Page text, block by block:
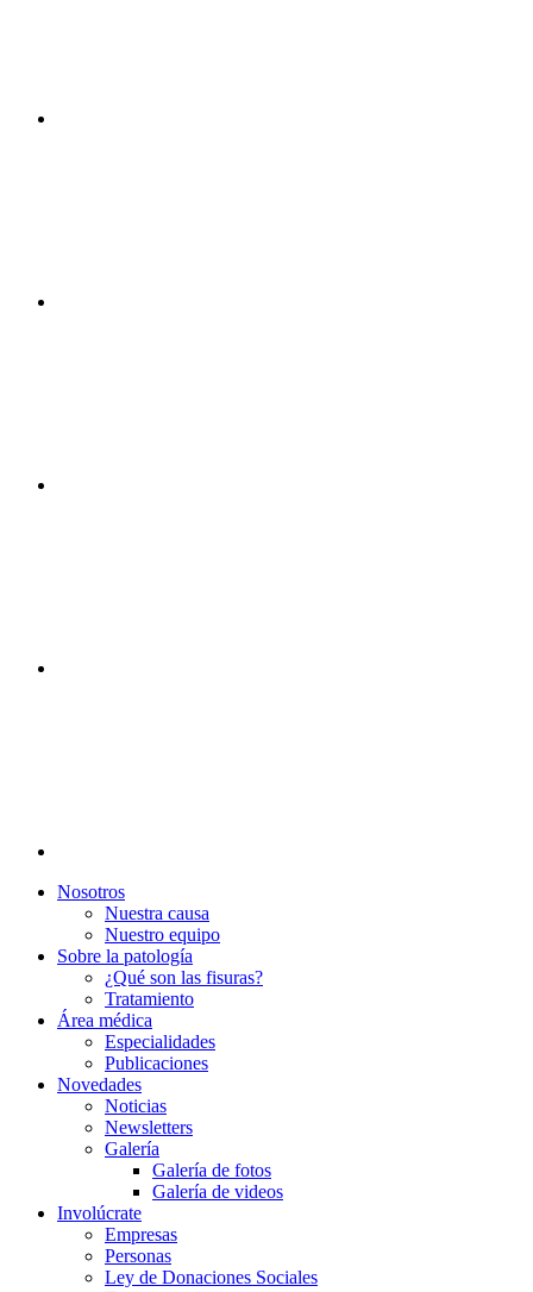
Nosotros
Nuestra causa
Nuestro equipo
Sobre la patología
¿Qué son las fisuras?
Tratamiento
Área médica
Especialidades
Publicaciones
Novedades
Noticias
Newsletters
Galería
Galería de fotos
Galería de videos
Involúcrate
Empresas
Personas
Ley de Donaciones Sociales